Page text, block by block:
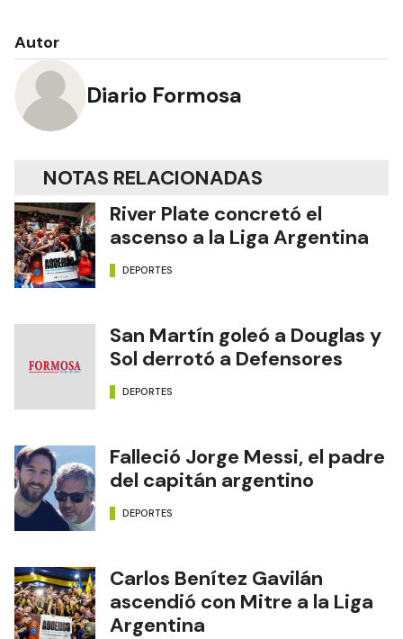
Autor
Diario Formosa
NOTAS RELACIONADAS
River Plate concretó el
ascenso a la Liga Argentina
DEPORTES
San Martín goleó a Douglas y
Sol derrotó a Defensores
DEPORTES
Falleció Jorge Messi, el padre
del capitán argentino
DEPORTES
Carlos Benítez Gavilán
ascendió con Mitre a la Liga
Argentina